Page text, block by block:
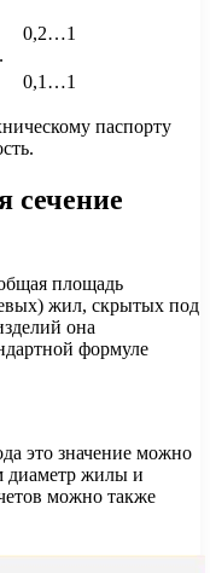
0,2…1
0,1…1
паспорту
сечение
площадь
жил, скрытых под
она
формуле
это значение можно
диаметр жилы и
можно также